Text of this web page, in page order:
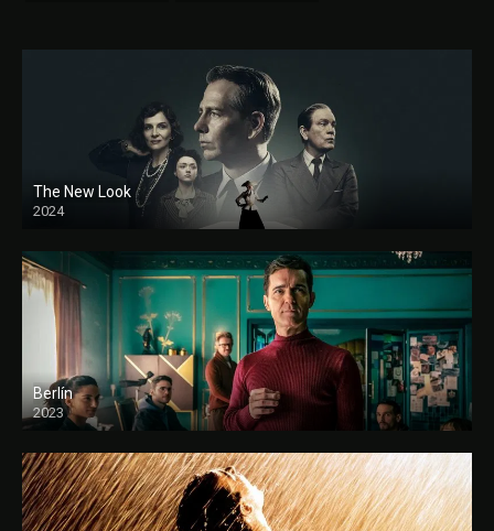
The New Look
2024
Berlín
2023